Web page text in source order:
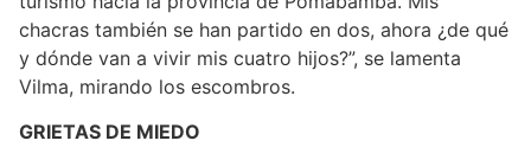
chacras también se han partido en dos, ahora ¿de qué
y dónde van a vivir mis cuatro hijos?”, se lamenta
Vilma, mirando los escombros.
GRIETAS DE MIEDO